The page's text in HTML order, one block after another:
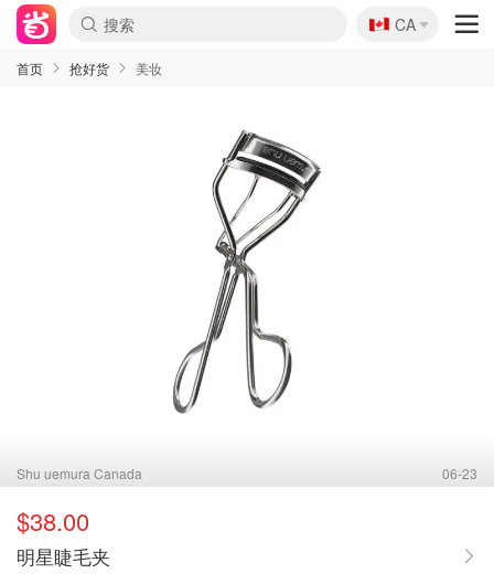
🇨🇦
CA
首页 抢好货 美妆
Shu uemura Canada 06-23
$38.00
明星睫毛夹